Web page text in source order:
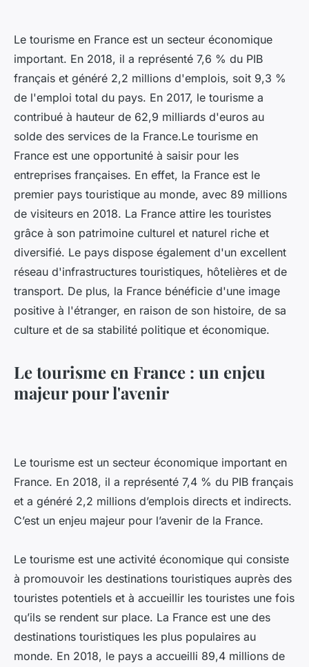
Le tourisme en France est un secteur économique
important. En 2018, il a représenté 7,6 % du PIB
français et généré 2,2 millions d'emplois, soit 9,3 %
de l'emploi total du pays. En 2017, le tourisme a
contribué à hauteur de 62,9 milliards d'euros au
solde des services de la France.Le tourisme en
France est une opportunité à saisir pour les
entreprises françaises. En effet, la France est le
premier pays touristique au monde, avec 89 millions
de visiteurs en 2018. La France attire les touristes
grâce à son patrimoine culturel et naturel riche et
diversifié. Le pays dispose également d'un excellent
réseau d'infrastructures touristiques, hôtelières et de
transport. De plus, la France bénéficie d'une image
positive à l'étranger, en raison de son histoire, de sa
culture et de sa stabilité politique et économique.
Le tourisme en France : un enjeu
majeur pour l'avenir
Le tourisme est un secteur économique important en
France. En 2018, il a représenté 7,4 % du PIB français
et a généré 2,2 millions d’emplois directs et indirects.
C’est un enjeu majeur pour l’avenir de la France.
Le tourisme est une activité économique qui consiste
à promouvoir les destinations touristiques auprès des
touristes potentiels et à accueillir les touristes une fois
qu’ils se rendent sur place. La France est une des
destinations touristiques les plus populaires au
monde. En 2018, le pays a accueilli 89,4 millions de